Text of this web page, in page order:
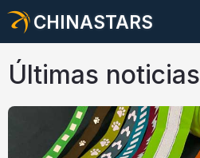
CHINASTARS
Material/cinta reflectante
Últimas noticias